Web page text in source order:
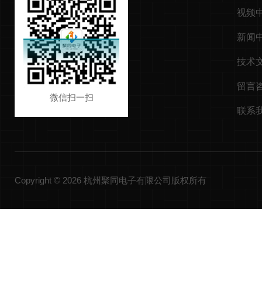
微信扫一扫
视频
新闻
技术
留言
联系
Copyright © 2026 杭州聚同电子有限公司版权所有